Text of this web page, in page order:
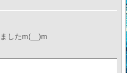
したm(__)m